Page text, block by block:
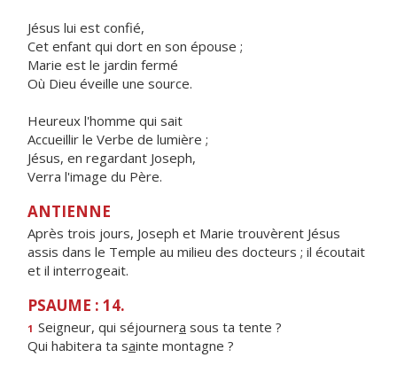
Jésus lui est confié,
Cet enfant qui dort en son épouse ;
Marie est le jardin fermé
Où Dieu éveille une source.
Heureux l'homme qui sait
Accueillir le Verbe de lumière ;
Jésus, en regardant Joseph,
Verra l'image du Père.
ANTIENNE
Après trois jours, Joseph et Marie trouvèrent Jésus
assis dans le Temple au milieu des docteurs ; il écoutait
et il interrogeait.
PSAUME : 14.
1 Seigneur, qui séjournera sous ta tente ?
Qui habitera ta sainte montagne ?